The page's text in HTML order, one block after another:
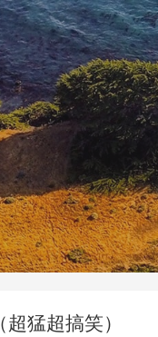
猛超搞笑）